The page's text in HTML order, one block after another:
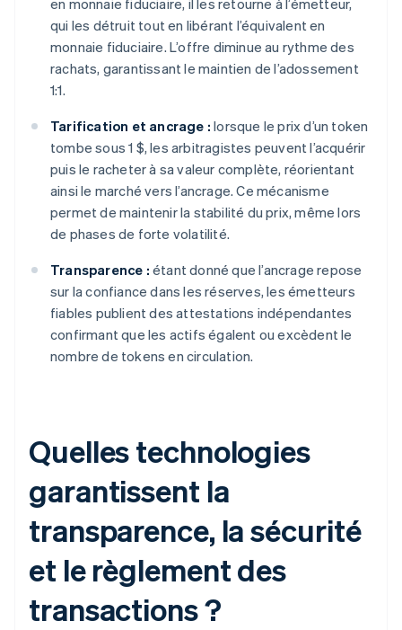
en monnaie fiduciaire, il les retourne à l’émetteur,
qui les détruit tout en libérant l’équivalent en
monnaie fiduciaire. L’offre diminue au rythme des
rachats, garantissant le maintien de l’adossement
1:1.
Tarification et ancrage : lorsque le prix d’un token
tombe sous 1 $, les arbitragistes peuvent l’acquérir
puis le racheter à sa valeur complète, réorientant
ainsi le marché vers l’ancrage. Ce mécanisme
permet de maintenir la stabilité du prix, même lors
de phases de forte volatilité.
Transparence : étant donné que l’ancrage repose
sur la confiance dans les réserves, les émetteurs
fiables publient des attestations indépendantes
confirmant que les actifs égalent ou excèdent le
nombre de tokens en circulation.
Quelles technologies
garantissent la
transparence, la sécurité
et le règlement des
transactions ?